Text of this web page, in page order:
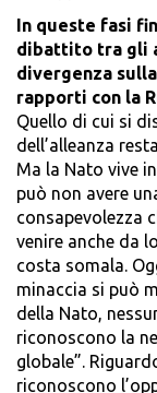
In queste fasi
dibattito tra gli
divergenza
rapporti con la
Quello di cui si
dell’alleanza
Ma la Nato vive
può non avere
consapevolezza
venire anche da
costa somala.
minaccia si può
della Nato,
riconoscono la
globale”.
riconoscono